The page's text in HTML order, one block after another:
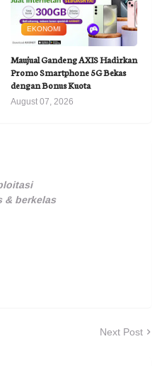
EKONOMI
Maujual Gandeng AXIS Hadirkan
Promo Smartphone 5G Bekas
dengan Bonus Kuota
August 07, 2026
& berkelas
Next Post